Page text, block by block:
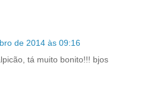
de 2014 às 09:16
tá muito bonito!!! bjos